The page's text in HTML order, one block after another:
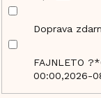
Doprava
FAJNLETO ?*G_FAJNLETO:20:CZK:P:f!2026-08-01-
00:00,2026-